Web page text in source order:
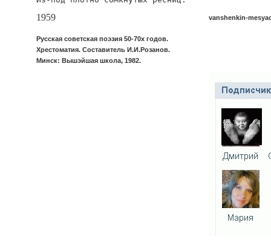
1959
Русская советская поэзия 50-70х годов.
Хрестоматия. Составитель И.И.Розанов.
Минск: Вышэйшая школа, 1982.
vanshenkin-